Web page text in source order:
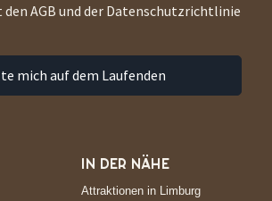
AGB und der Datenschutzrichtlinie
mich auf dem Laufenden
IN DER NÄHE
Attraktionen in Limburg